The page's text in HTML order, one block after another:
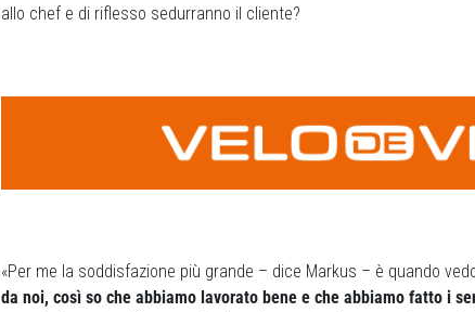
allo chef e di riflesso sedurranno il cliente?
«Per me la soddisfazione più grande – dice Markus – è quando
da noi, così so che abbiamo lavorato bene e che abbiamo fatto i